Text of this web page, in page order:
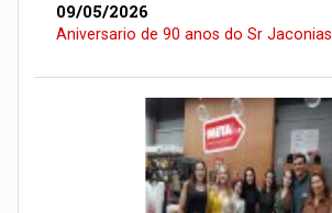
09/05/2026
Aniversario de 90 anos do Sr Jaconias